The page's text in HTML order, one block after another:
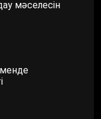
мәселесін